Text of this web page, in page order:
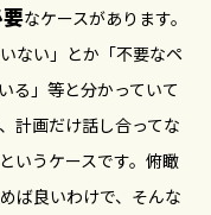
なケースがあります。
ない」とか「不要なペ
る」等と分かっていて
計画だけ話し合ってな
いうケースです。俯瞰
ば良いわけで、そんな